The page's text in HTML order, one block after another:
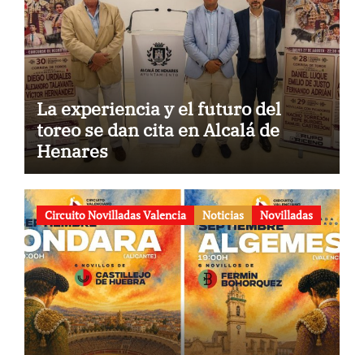
La experiencia y el futuro del
toreo se dan cita en Alcalá de
Henares
Circuito Novilladas Valencia Noticias Novilladas